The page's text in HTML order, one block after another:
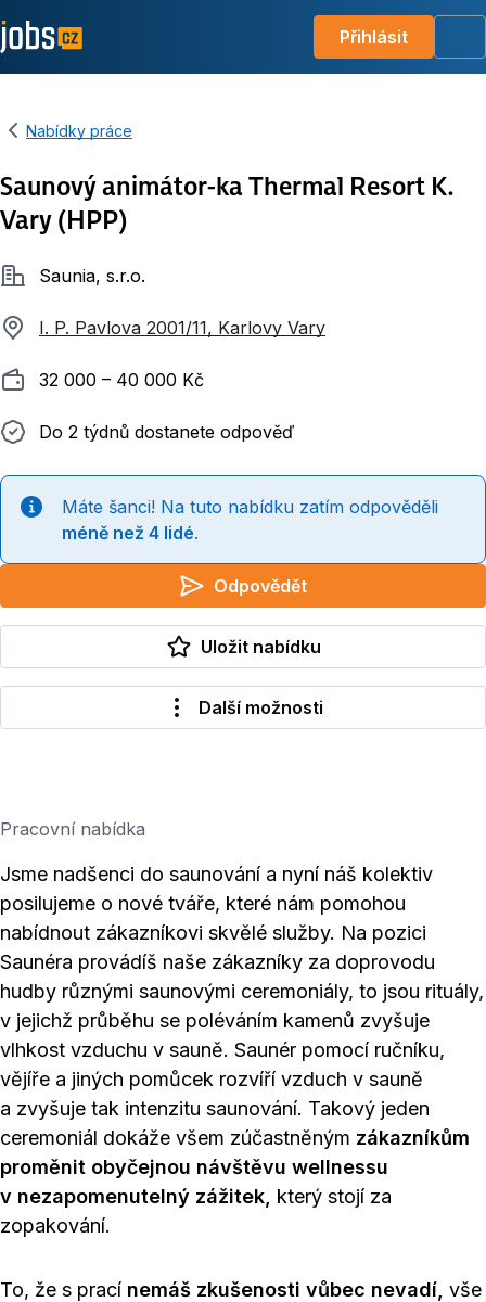
Přihlásit
Nabídky práce
Saunový animátor-ka Thermal Resort K.
Vary (HPP)
SpolečnostSaunia, s.r.o.
I. P. Pavlova 2001/11, Karlovy Vary
Plat 32 000 ‍–‍ 40 000 Kč
Do 2 týdnů dostanete odpověď
Do 2 týdnů dostanete odpověď
Máte šanci! Na tuto nabídku zatím odpověděli
méně než 4 lidé.
Odpovědět
Uložit nabídku
Další možnosti
Pracovní nabídka
Jsme nadšenci do saunování a nyní náš kolektiv
posilujeme o nové tváře, které nám pomohou
nabídnout zákazníkovi skvělé služby. Na pozici
Saunéra provádíš naše zákazníky za doprovodu
hudby různými saunovými ceremoniály, to jsou rituály,
v jejichž průběhu se poléváním kamenů zvyšuje
vlhkost vzduchu v sauně. Saunér pomocí ručníku,
vějíře a jiných pomůcek rozvíří vzduch v sauně
a zvyšuje tak intenzitu saunování. Takový jeden
ceremoniál dokáže všem zúčastněným zákazníkům
proměnit obyčejnou návštěvu wellnessu
v nezapomenutelný zážitek, který stojí za
zopakování.
To, že s prací nemáš zkušenosti vůbec nevadí, vše